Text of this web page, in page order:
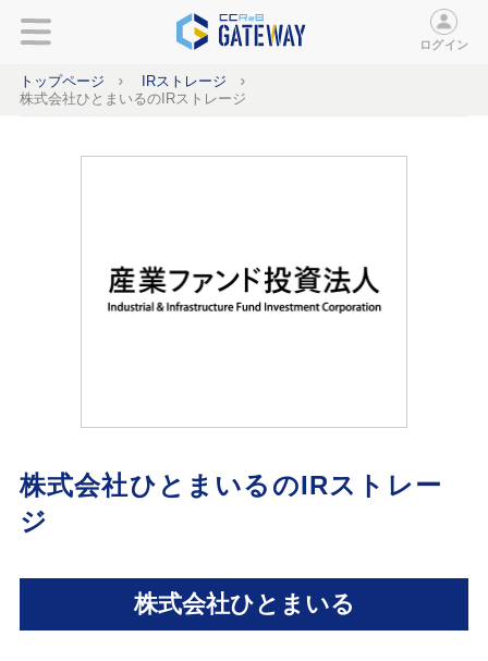
ログイン
トップページ
IRストレージ
株式会社ひとまいるのIRストレージ
株式会社ひとまいるのIRストレー
ジ
株式会社ひとまいる